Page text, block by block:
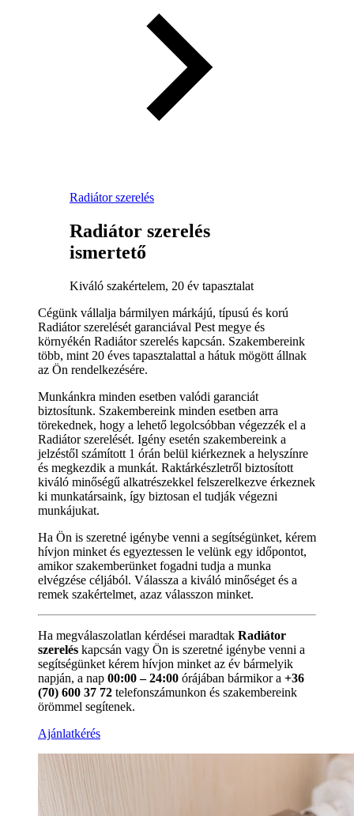
Radiátor szerelés
Radiátor szerelés
ismertető
Kiváló szakértelem, 20 év tapasztalat
Cégünk vállalja bármilyen márkájú, típusú és korú
Radiátor szerelését garanciával Pest megye és
környékén Radiátor szerelés kapcsán. Szakembereink
több, mint 20 éves tapasztalattal a hátuk mögött állnak
az Ön rendelkezésére.
Munkánkra minden esetben valódi garanciát
biztosítunk. Szakembereink minden esetben arra
törekednek, hogy a lehető legolcsóbban végezzék el a
Radiátor szerelését. Igény esetén szakembereink a
jelzéstől számított 1 órán belül kiérkeznek a helyszínre
és megkezdik a munkát. Raktárkészletről biztosított
kiváló minőségű alkatrészekkel felszerelkezve érkeznek
ki munkatársaink, így biztosan el tudják végezni
munkájukat.
Ha Ön is szeretné igénybe venni a segítségünket, kérem
hívjon minket és egyeztessen le velünk egy időpontot,
amikor szakemberünket fogadni tudja a munka
elvégzése céljából. Válassza a kiváló minőséget és a
remek szakértelmet, azaz válasszon minket.
Ha megválaszolatlan kérdései maradtak Radiátor
szerelés kapcsán vagy Ön is szeretné igénybe venni a
segítségünket kérem hívjon minket az év bármelyik
napján, a nap 00:00 – 24:00 órájában bármikor a +36
(70) 600 37 72 telefonszámunkon és szakembereink
örömmel segítenek.
Ajánlatkérés